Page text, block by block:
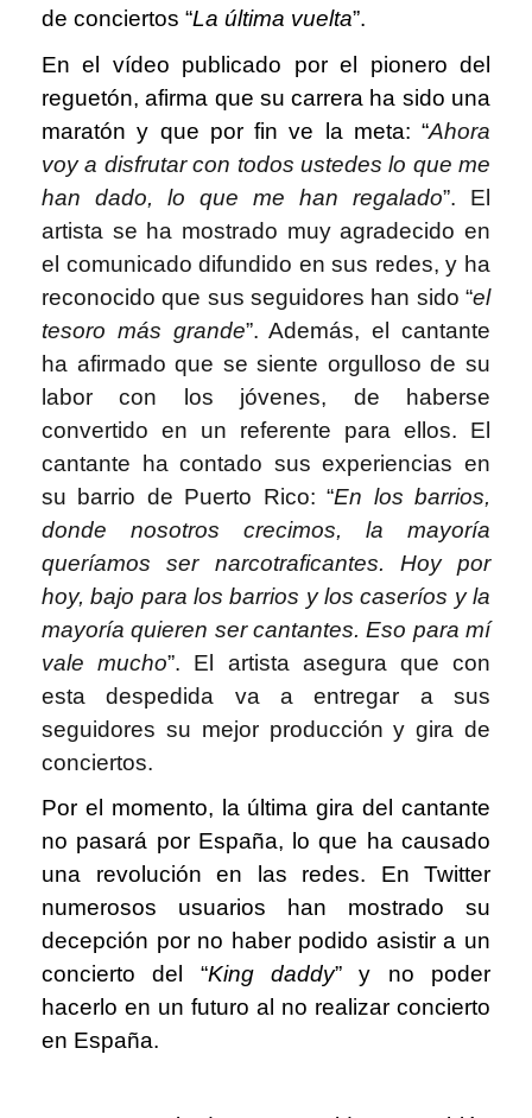
de conciertos “La última vuelta”.
En el vídeo publicado por el pionero del
reguetón, afirma que su carrera ha sido una
maratón y que por fin ve la meta: “Ahora
voy a disfrutar con todos ustedes lo que me
han dado, lo que me han regalado”. El
artista se ha mostrado muy agradecido en
el comunicado difundido en sus redes, y ha
reconocido que sus seguidores han sido “el
tesoro más grande”. Además, el cantante
ha afirmado que se siente orgulloso de su
labor con los jóvenes, de haberse
convertido en un referente para ellos. El
cantante ha contado sus experiencias en
su barrio de Puerto Rico: “En los barrios,
donde nosotros crecimos, la mayoría
queríamos ser narcotraficantes. Hoy por
hoy, bajo para los barrios y los caseríos y la
mayoría quieren ser cantantes. Eso para mí
vale mucho”. El artista asegura que con
esta despedida va a entregar a sus
seguidores su mejor producción y gira de
conciertos.
Por el momento, la última gira del cantante
no pasará por España, lo que ha causado
una revolución en las redes. En Twitter
numerosos usuarios han mostrado su
decepción por no haber podido asistir a un
concierto del “King daddy” y no poder
hacerlo en un futuro al no realizar concierto
en España.